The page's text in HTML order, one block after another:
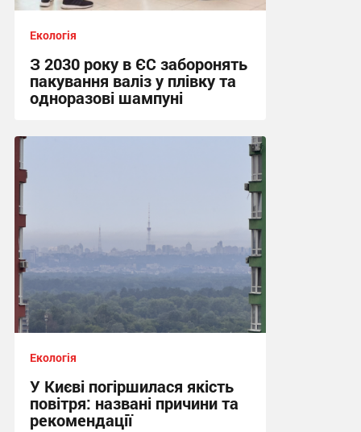
Екологія
З 2030 року в ЄС заборонять
пакування валіз у плівку та
одноразові шампуні
Екологія
У Києві погіршилася якість
повітря: названі причини та
рекомендації